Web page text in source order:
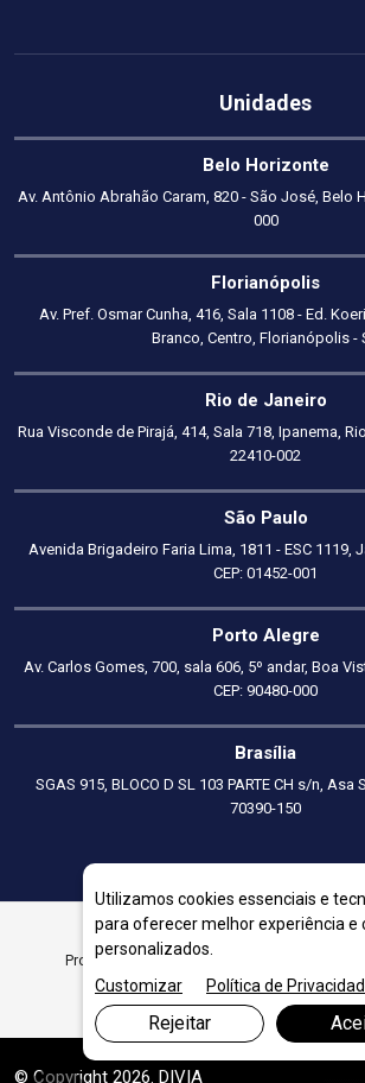
Unidades
Belo Horizonte
Av. Antônio Abrahão Caram, 820 - São José, Belo
000
Florianópolis
Av. Pref. Osmar Cunha, 416, Sala 1108 - Ed.
Branco, Centro, Florianópolis -
Rio de Janeiro
Rua Visconde de Pirajá, 414, Sala 718, Ipanema,
22410-002
São Paulo
Avenida Brigadeiro Faria Lima, 1811 - ESC 1119,
CEP: 01452-001
Porto Alegre
Av. Carlos Gomes, 700, sala 606, 5º andar, Boa
CEP: 90480-000
Brasília
SGAS 915, BLOCO D SL 103 PARTE CH s/n, Asa
70390-150
Programa de Redução de Custos para
© Copyright 2026. DIVIA
Utilizamos cookies essenciais e
para oferecer melhor experiência e
personalizados.
Customizar
Política de
Rejeitar